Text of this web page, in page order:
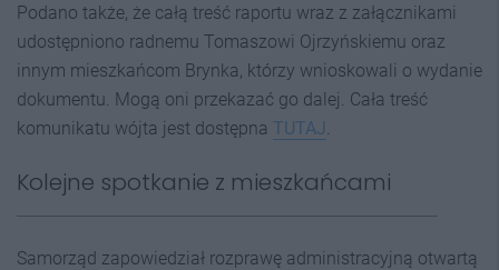
Podano także, że całą treść raportu wraz z załącznikami
udostępniono radnemu Tomaszowi Ojrzyńskiemu oraz
innym mieszkańcom Brynka, którzy wnioskowali o wydanie
dokumentu. Mogą oni przekazać go dalej. Cała treść
komunikatu wójta jest dostępna TUTAJ
Kolejne spotkanie z mieszkańcami
Samorząd zapowiedział rozprawę administracyjną otwartą